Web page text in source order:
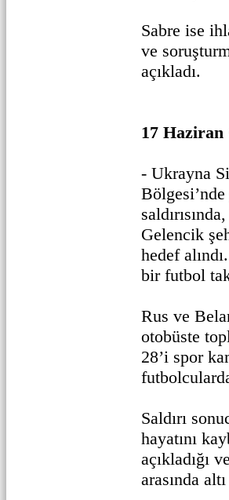
Sabre ise
ve
açıkladı.
17 Haziran
- Ukrayna
Gelencik
hedef
bir futbol
Rus ve
otobüste
28’i spor
Saldırı
hayatını
açıkladığı
arasında